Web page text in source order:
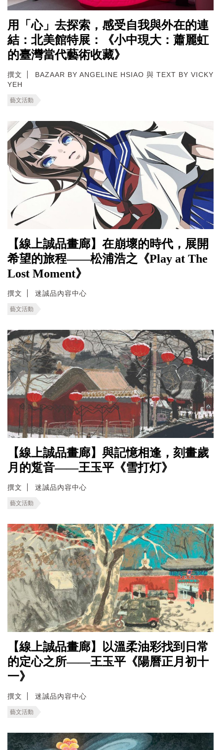
用「心」去探索，感受自我與外在的連
結：北美館特展：《小中現大：蕭麗虹
的臺灣當代藝術收藏》
撰文
BAZAAR BY ANGELINE HSIAO 與 TEXT BY VICKY
YEH
藝文活動
【線上誠品畫廊】在崩壞的時代，展開
希望的旅程——松浦浩之《Play at The
Lost Moment》
撰文 迷誠品內容中心
藝文活動
【線上誠品畫廊】與記憶相逢，刻畫歲
月的踅音——王玉平《雪打灯》
撰文 迷誠品內容中心
藝文活動
【線上誠品畫廊】以溫柔油彩找到日常
的定心之所——王玉平《陽曆正月初十
一》
撰文 迷誠品內容中心
藝文活動